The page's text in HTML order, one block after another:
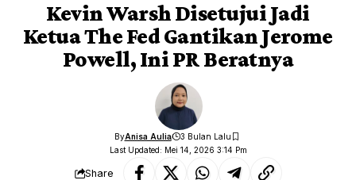
Kevin Warsh Disetujui Jadi
Ketua The Fed Gantikan Jerome
Powell, Ini PR Beratnya
Last Updated: Mei 14, 2026 3:14 Pm
ByAnisa Aulia 3 Bulan Lalu
Share